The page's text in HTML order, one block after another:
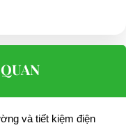
và tiết kiệm điện